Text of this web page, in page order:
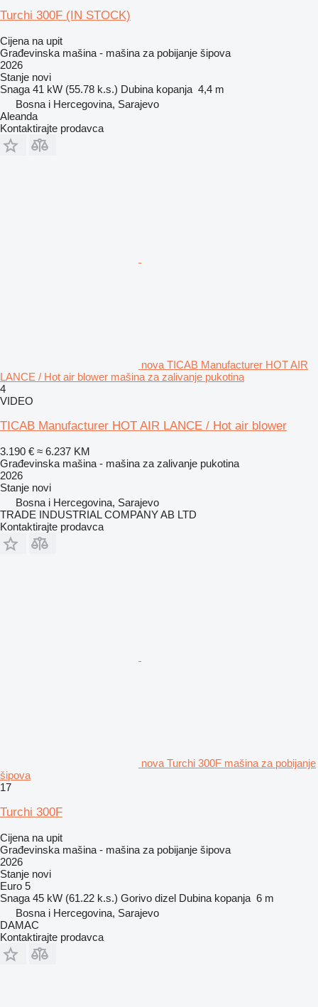
Turchi 300F (IN STOCK)
Cijena na upit
Građevinska mašina - mašina za pobijanje šipova
2026
Stanje novi
Snaga 41 kW (55.78 k.s.) Dubina kopanja 4,4 m
Bosna i Hercegovina, Sarajevo
Aleanda
Kontaktirajte prodavca
nova TICAB Manufacturer HOT AIR
LANCE / Hot air blower mašina za zalivanje pukotina
4
VIDEO
TICAB Manufacturer HOT AIR LANCE / Hot air blower
3.190 € ≈ 6.237 KM
Građevinska mašina - mašina za zalivanje pukotina
2026
Stanje novi
Bosna i Hercegovina, Sarajevo
TRADE INDUSTRIAL COMPANY AB LTD
Kontaktirajte prodavca
nova Turchi 300F mašina za pobijanje
šipova
17
Turchi 300F
Cijena na upit
Građevinska mašina - mašina za pobijanje šipova
2026
Stanje novi
Euro 5
Snaga 45 kW (61.22 k.s.) Gorivo dizel Dubina kopanja 6 m
Bosna i Hercegovina, Sarajevo
DAMAC
Kontaktirajte prodavca